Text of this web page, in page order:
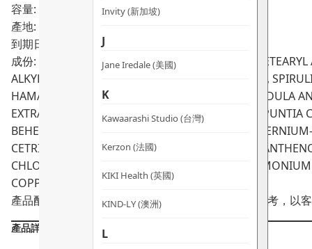
Invity (新加坡)
J
Jane Iredale (美國)
K
Kawaarashi Studio (台灣)
Kerzon (法國)
KIKI Health (英國)
KIND-LY (澳洲)
L
容量: 500ml / 1000ml(補充裝)
產地: 以色列
到期日:
成份: AQUA*, ALOE BARBADENSIS LEAF JUICE*,
ALKYL BENZOATE, CRAMBE ABYSSINICA SEED OIL,
HAMAMELIS VIRGINIANA FLOWER WATER, LAVANDULA
EXTRACT, LYCIUM BARBARUM FRUIT EXTRACT, OPUNTIA
BEHENTRIMONIUM METHOSULFATE,
CETRIMONIUM CHLORIDE, CAPRYLYL GLYCOL,
CHLORIDE*, METHYLPROPANEDIOL,
COPPER COMPLEX (CI 75810)*
產品配方會不時作出更改，所有產品主要成分謹供參考，以
產品詳情